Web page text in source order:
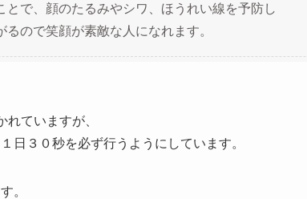
とで、顔のたるみやシワ、ほうれい線を予防し
ので笑顔が素敵な人になれます。
ていますが、
日３０秒を必ず行うようにしています。
。